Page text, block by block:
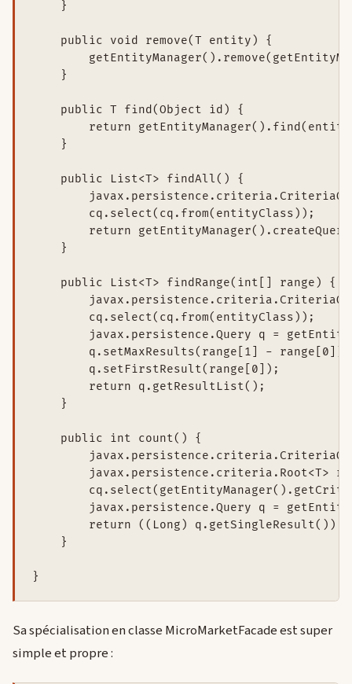
    }
    public void remove(T entity) {
    }
    public T find(Object id) {
return
    }
    public List<T> findAll() {
        cq.select(cq.from(entityClass));
return
    }
    public List<T> findRange(int[] range) {
        cq.select(cq.from(entityClass));
javax.persistence.Query q =
        q.setMaxResults(range[1] - range[0]);
        q.setFirstResult(range[0]);
        return q.getResultList();
    }
    public int count() {
javax.persistence.criteria.Root<T>
javax.persistence.Query q =
return ((Long)
    }
Sa spécialisation en classe MicroMarketFacade est super
simple et propre :